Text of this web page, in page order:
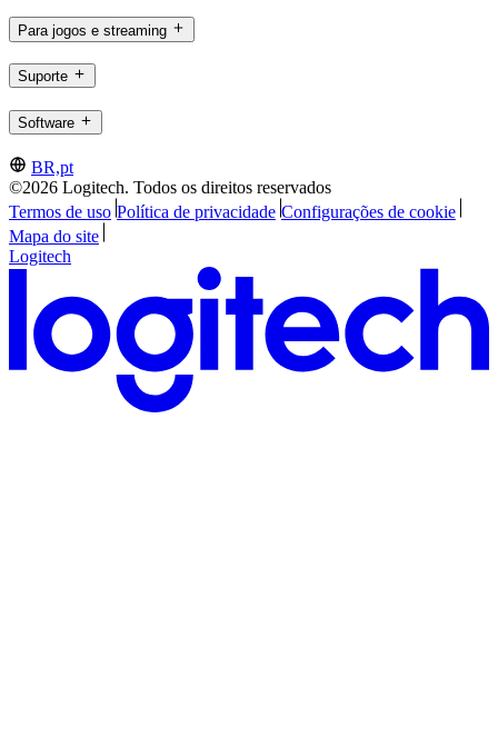
Para jogos e streaming
Suporte
Software
BR,pt
©2026 Logitech. Todos os direitos reservados
Termos de uso Política de privacidade Configurações de cookie
Mapa do site
Logitech